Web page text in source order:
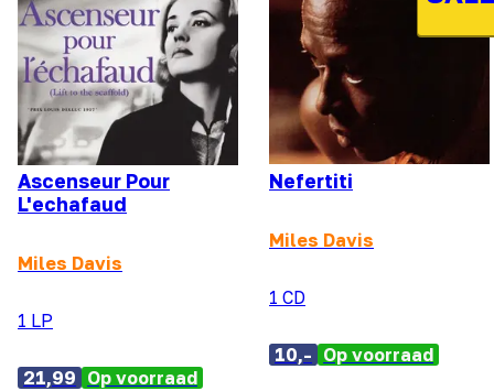
Ascenseur Pour
L'echafaud
Miles Davis
1 LP
21,99 Op voorraad
Nefertiti
Miles Davis
1 CD
10,- Op voorraad